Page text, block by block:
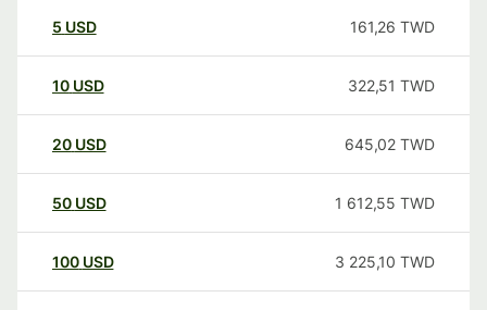
5 USD 161,26 TWD
10 USD 322,51 TWD
20 USD 645,02 TWD
50 USD 1 612,55 TWD
100 USD 3 225,10 TWD